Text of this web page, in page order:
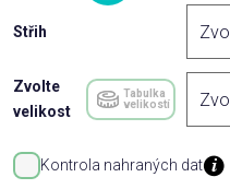
Střih
Zvolte
velikost
Tabulka
velikostí
Kontrola nahraných dat